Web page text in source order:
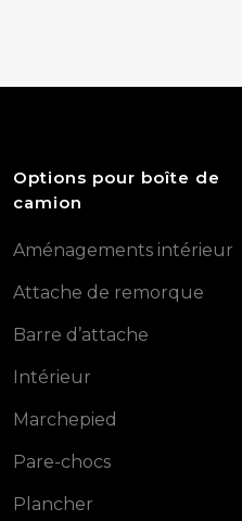
Options pour boîte de
camion
Aménagements intérieur
Attache de remorque
Barre d’attache
Intérieur
Marchepied
Pare-chocs
Plancher